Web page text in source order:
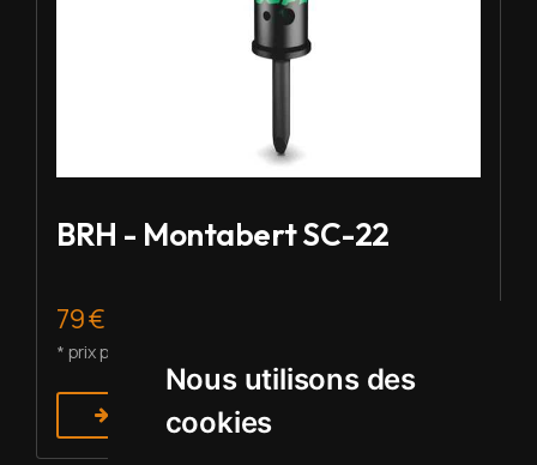
Nous utilisons des
cookies
BRH - Montabert SC-22
79 € HT/j.
* prix pour 2 à 5 j de location
En savoir plus